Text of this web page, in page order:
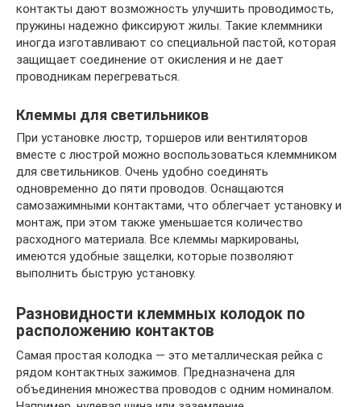
контакты дают возможность улучшить проводимость,
пружины надежно фиксируют жилы. Такие клеммники
иногда изготавливают со специальной пастой, которая
защищает соединение от окисления и не дает
проводникам перегреваться.
Клеммы для светильников
При установке люстр, торшеров или вентиляторов
вместе с люстрой можно воспользоваться клеммником
для светильников. Очень удобно соединять
одновременно до пяти проводов. Оснащаются
самозажимными контактами, что облегчает установку и
монтаж, при этом также уменьшается количество
расходного материала. Все клеммы маркированы,
имеются удобные защелки, которые позволяют
выполнить быструю установку.
Разновидности клеммных колодок по
расположению контактов
Самая простая колодка — это металлическая рейка с
рядом контактных зажимов. Предназначена для
объединения множества проводов с одним номиналом.